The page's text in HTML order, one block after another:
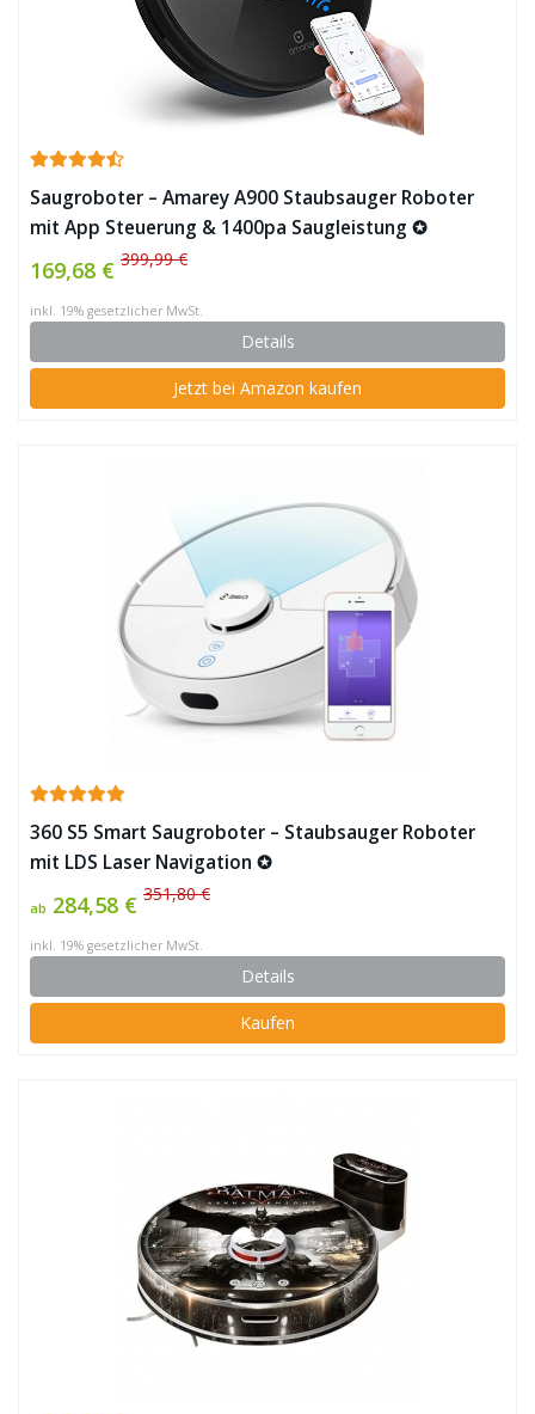
Saugroboter – Amarey A900 Staubsauger Roboter
mit App Steuerung & 1400pa Saugleistung ✪
169,68 € 399,99 €
inkl. 19% gesetzlicher MwSt.
Details
Jetzt bei Amazon kaufen
360 S5 Smart Saugroboter – Staubsauger Roboter
mit LDS Laser Navigation ✪
ab 284,58 € 351,80 €
inkl. 19% gesetzlicher MwSt.
Details
Kaufen